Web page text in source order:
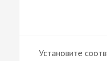
Установите